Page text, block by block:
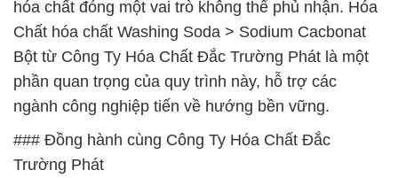
hóa chất đóng một vai trò không thể phủ nhận. Hóa
Chất hóa chất Washing Soda > Sodium Cacbonat
Bột từ Công Ty Hóa Chất Đắc Trường Phát là một
phần quan trọng của quy trình này, hỗ trợ các
ngành công nghiệp tiến về hướng bền vững.
### Đồng hành cùng Công Ty Hóa Chất Đắc
Trường Phát